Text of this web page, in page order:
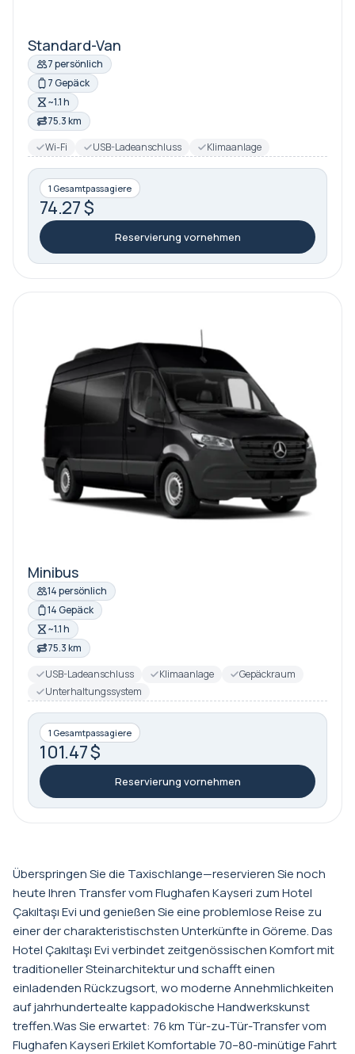
Standard-Van
7 persönlich
7 Gepäck
~1.1 h
75.3 km
Wi-Fi
USB-Ladeanschluss Klimaanlage
1 Gesamtpassagiere
74.27 $
Reservierung vornehmen
Minibus
14 persönlich
14 Gepäck
~1.1 h
75.3 km
USB-Ladeanschluss
Klimaanlage
Gepäckraum
Unterhaltungssystem
1 Gesamtpassagiere
101.47 $
Reservierung vornehmen
Überspringen Sie die Taxischlange—reservieren Sie noch
heute Ihren Transfer vom Flughafen Kayseri zum Hotel
Çakıltaşı Evi und genießen Sie eine problemlose Reise zu
einer der charakteristischsten Unterkünfte in Göreme. Das
Hotel Çakıltaşı Evi verbindet zeitgenössischen Komfort mit
traditioneller Steinarchitektur und schafft einen
einladenden Rückzugsort, wo moderne Annehmlichkeiten
auf jahrhundertealte kappadokische Handwerkskunst
treffen.Was Sie erwartet: 76 km Tür-zu-Tür-Transfer vom
Flughafen Kayseri Erkilet Komfortable 70–80-minütige Fahrt